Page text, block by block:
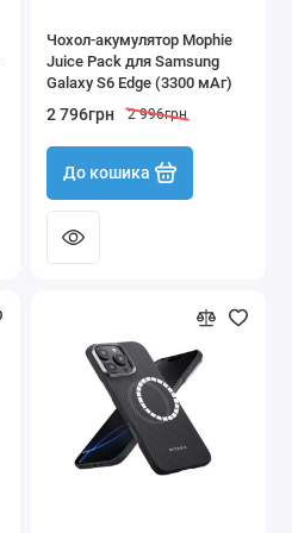
Чохол-акумулятор Mophie
Juice Pack для Samsung
Galaxy S6 Edge (3300 мАг)
2 796грн 2 996грн
До кошика